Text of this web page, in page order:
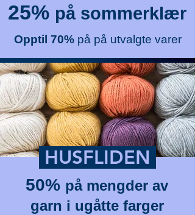
25% på sommerklær
Opptil 70% på på utvalgte varer
HUSFLIDEN
50% på mengder av
garn i ugåtte farger